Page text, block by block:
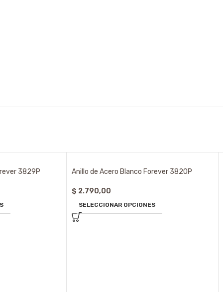
3829P Anillo de Acero Blanco Forever 3820P
$ 2.790,00
SELECCIONAR OPCIONES